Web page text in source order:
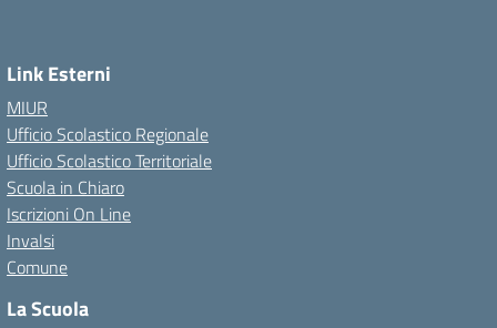
Link Esterni
MIUR
Ufficio Scolastico Regionale
Ufficio Scolastico Territoriale
Scuola in Chiaro
Iscrizioni On Line
Invalsi
Comune
La Scuola